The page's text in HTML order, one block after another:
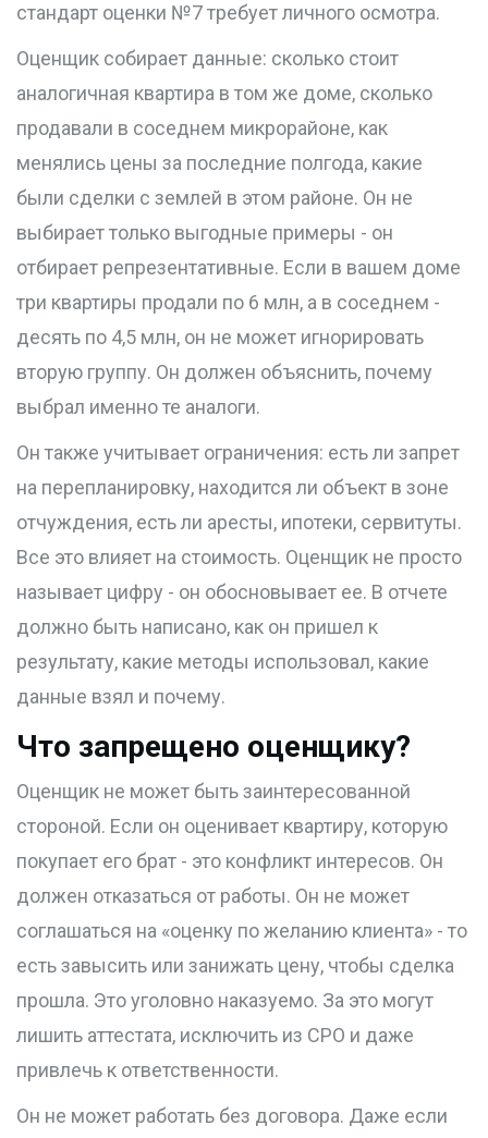
стандарт оценки №7 требует личного осмотра.
Оценщик собирает данные: сколько стоит
аналогичная квартира в том же доме, сколько
продавали в соседнем микрорайоне, как
менялись цены за последние полгода, какие
были сделки с землей в этом районе. Он не
выбирает только выгодные примеры - он
отбирает репрезентативные. Если в вашем доме
три квартиры продали по 6 млн, а в соседнем -
десять по 4,5 млн, он не может игнорировать
вторую группу. Он должен объяснить, почему
выбрал именно те аналоги.
Он также учитывает ограничения: есть ли запрет
на перепланировку, находится ли объект в зоне
отчуждения, есть ли аресты, ипотеки, сервитуты.
Все это влияет на стоимость. Оценщик не просто
называет цифру - он обосновывает ее. В отчете
должно быть написано, как он пришел к
результату, какие методы использовал, какие
данные взял и почему.
Что запрещено оценщику?
Оценщик не может быть заинтересованной
стороной. Если он оценивает квартиру, которую
покупает его брат - это конфликт интересов. Он
должен отказаться от работы. Он не может
соглашаться на «оценку по желанию клиента» - то
есть завысить или занижать цену, чтобы сделка
прошла. Это уголовно наказуемо. За это могут
лишить аттестата, исключить из СРО и даже
привлечь к ответственности.
Он не может работать без договора. Даже если